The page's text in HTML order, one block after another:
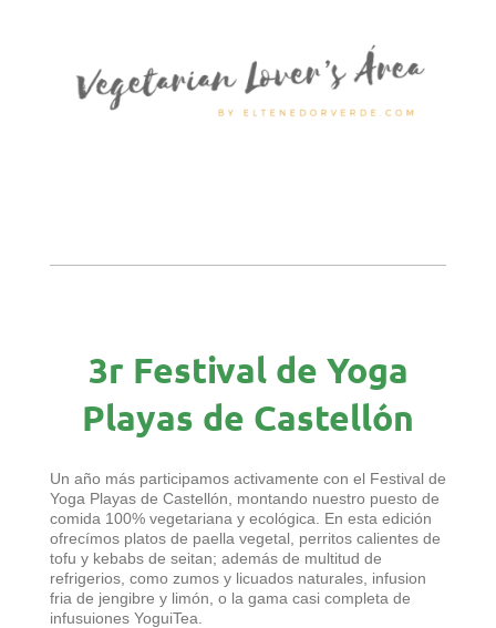
3r Festival de Yoga
Playas de Castellón
Un año más participamos activamente con el Festival de
Yoga Playas de Castellón, montando nuestro puesto de
comida 100% vegetariana y ecológica. En esta edición
ofrecímos platos de paella vegetal, perritos calientes de
tofu y kebabs de seitan; además de multitud de
refrigerios, como zumos y licuados naturales, infusion
fria de jengibre y limón, o la gama casi completa de
infusuiones YoguiTea.